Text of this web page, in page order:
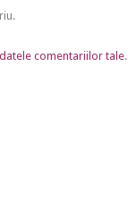
comentariilor tale.